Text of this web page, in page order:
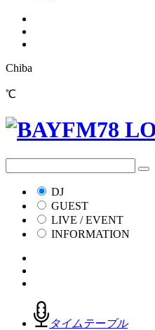
Chiba
℃
DJ
GUEST
LIVE / EVENT
INFORMATION
タイムテーブル